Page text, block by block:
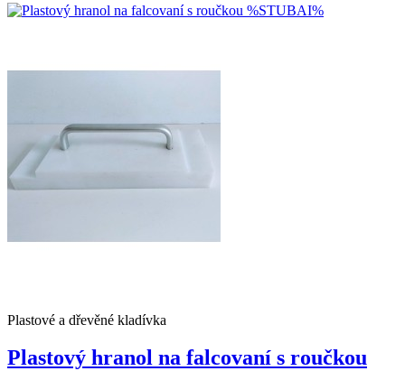
Plastové a dřevěné kladívka
Plastový hranol na falcovaní s roučkou